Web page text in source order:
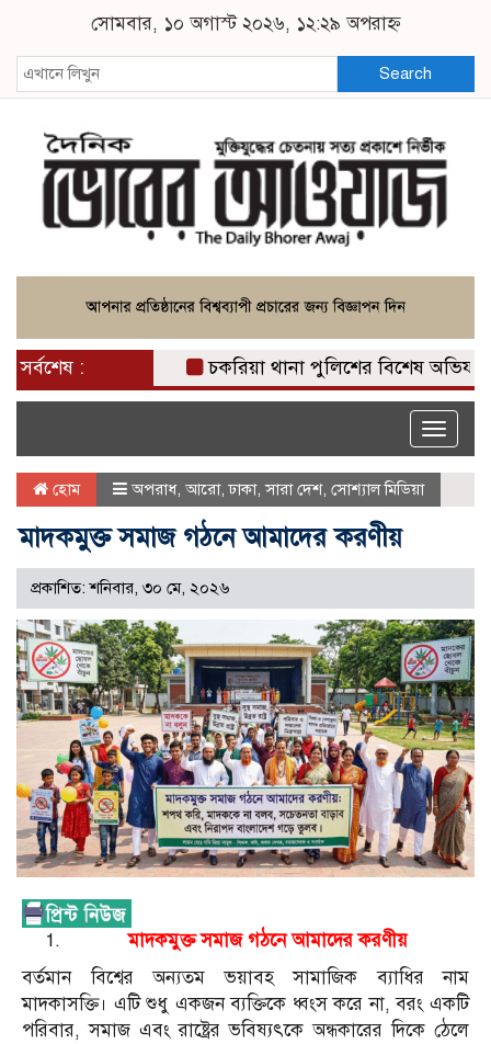
সোমবার, ১০ অগাস্ট ২০২৬, ১২:২৯ অপরাহ্ন
Search
সর্বশেষ : চকরিয়া থানা পুলিশের বিশেষ অভিযান
Toggle
হোম অপরাধ, আরো,ঢাকা,সারা দেশ, সোশ্যাল মিডিয়া
মাদকমুক্ত সমাজ গঠনে আমাদের করণীয়
প্রকাশিত: শনিবার, ৩০ মে, ২০২৬
মাদকমুক্ত সমাজ গঠনে আমাদের করণীয়
বর্তমান বিশ্বের অন্যতম ভয়াবহ সামাজিক ব্যাধির নাম
মাদকাসক্তি। এটি শুধু একজন ব্যক্তিকে ধ্বংস করে না, বরং একটি
পরিবার, সমাজ এবং রাষ্ট্রের ভবিষ্যৎকে অন্ধকারের দিকে ঠেলে